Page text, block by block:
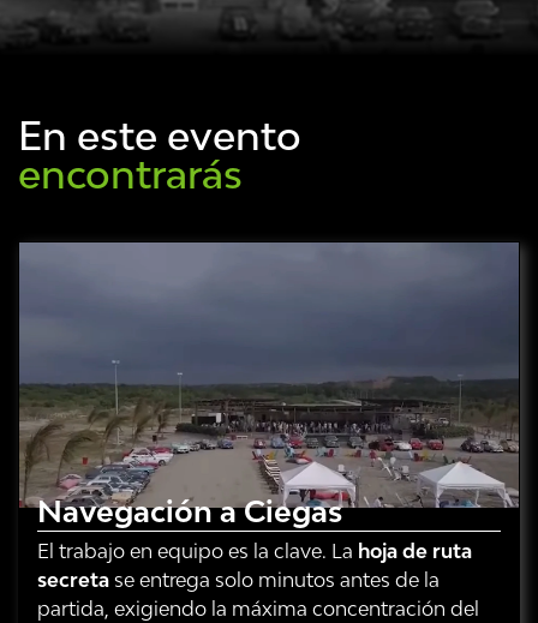
En este evento
encontrarás
Navegación a Ciegas
El trabajo en equipo es la clave. La hoja de ruta
secreta se entrega solo minutos antes de la
partida, exigiendo la máxima concentración del